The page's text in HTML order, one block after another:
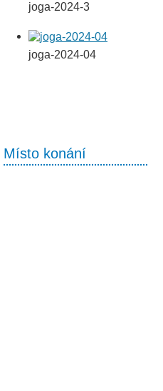
joga-2024-3
joga-2024-04
Místo konání